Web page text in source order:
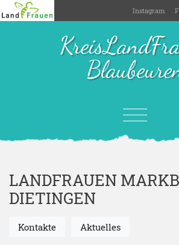
Instagram
LANDFRAUEN
DIETINGEN
Kontakte Aktuelles